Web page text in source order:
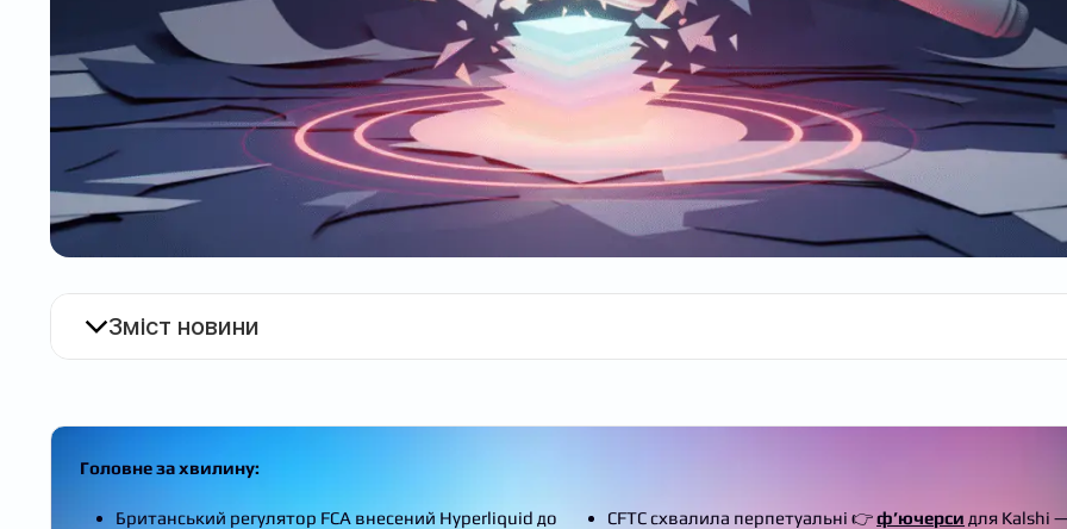
Зміст новини
Головне за хвилину:
Британський регулятор FCA внесений Hyperliquid до
CFTC схвалила перпетуальні 👉ф’ючерси для Kalshi